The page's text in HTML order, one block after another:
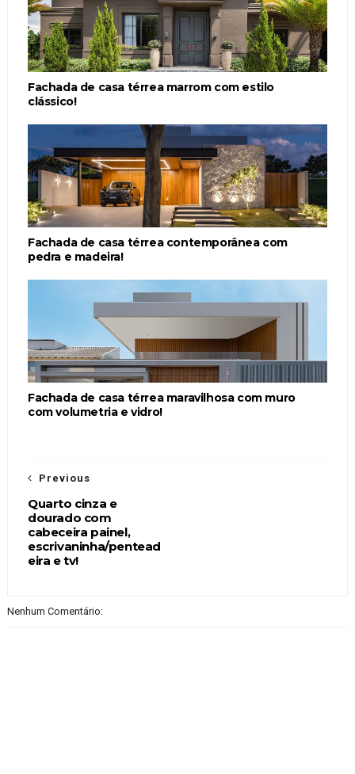
Fachada de casa térrea marrom com estilo
clássico!
Fachada de casa térrea contemporânea com
pedra e madeira!
Fachada de casa térrea maravilhosa com muro
com volumetria e vidro!
Previous
Quarto cinza e
dourado com
cabeceira painel,
escrivaninha/pentead
eira e tv!
Nenhum Comentário: